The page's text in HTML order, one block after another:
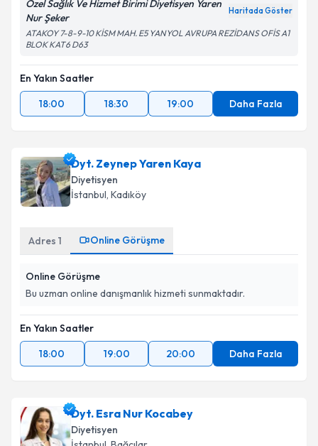
Özel Sağlık Ve Hizmet Birimi Diyetisyen Yaren
Nur Şeker
Haritada Göster
ATAKOY 7-8-9-10 KİSM MAH. E5 YANYOL AVRUPA REZİDANS OFİS A1
BLOK KAT6 D63
En Yakın Saatler
18:00
18:30 19:00 Daha Fazla
Dyt. Zeynep Yaren Kaya
Diyetisyen
İstanbul, Kadıköy
Adres 1 Online Görüşme
Online Görüşme
Bu uzman online danışmanlık hizmeti sunmaktadır.
En Yakın Saatler
18:00
19:00 20:00 Daha Fazla
Dyt. Esra Nur Kocabey
Diyetisyen